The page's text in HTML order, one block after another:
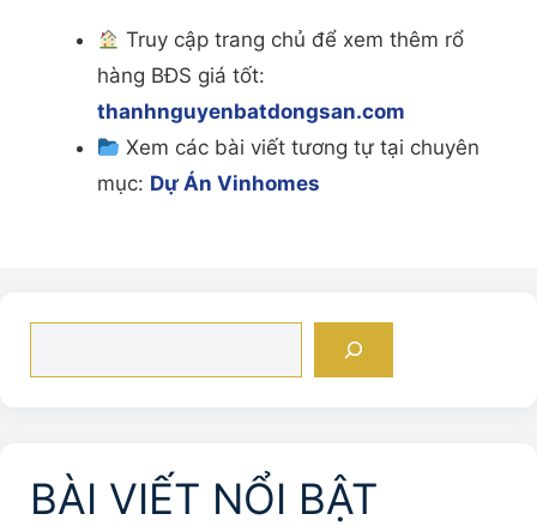
Truy cập trang chủ để xem thêm rổ
hàng BĐS giá tốt:
thanhnguyenbatdongsan.com
Xem các bài viết tương tự tại chuyên
mục: Dự Án Vinhomes
BÀI VIẾT NỔI BẬT